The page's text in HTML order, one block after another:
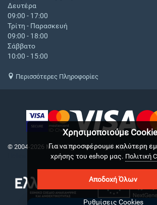
Δευτέρα
09:00 - 17:00
Τρίτη - Παρασκευή
09:00 - 18:00
Σάββατο
10:00 - 15:00
Περισσότερες Πληροφορίες
© 2004-2026 Medical.gr. - Με επιφύλαξη παντός
Χρησιμοποιούμε
Για να προσφέρουμε καλύτερη
χρήσης του eshop μας. Πολιτική
Αποδοχή Όλων
Ρυθμίσεις Cookies